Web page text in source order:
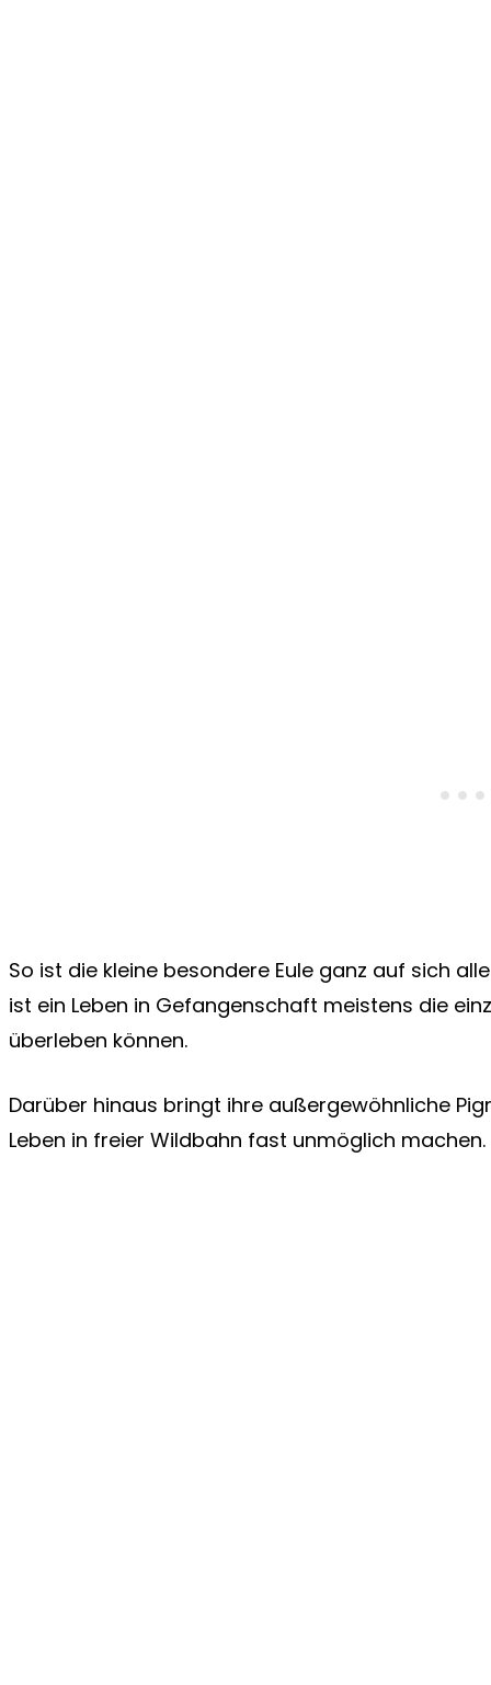
So ist die kleine besondere Eule ganz auf sich
ist ein Leben in Gefangenschaft meistens die
überleben können.
Darüber hinaus bringt ihre außergewöhnliche
Leben in freier Wildbahn fast unmöglich machen.